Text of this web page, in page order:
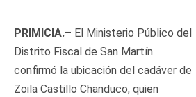
PRIMICIA.– El Ministerio Público del
Distrito Fiscal de San Martín
confirmó la ubicación del cadáver de
Zoila Castillo Chanduco, quien